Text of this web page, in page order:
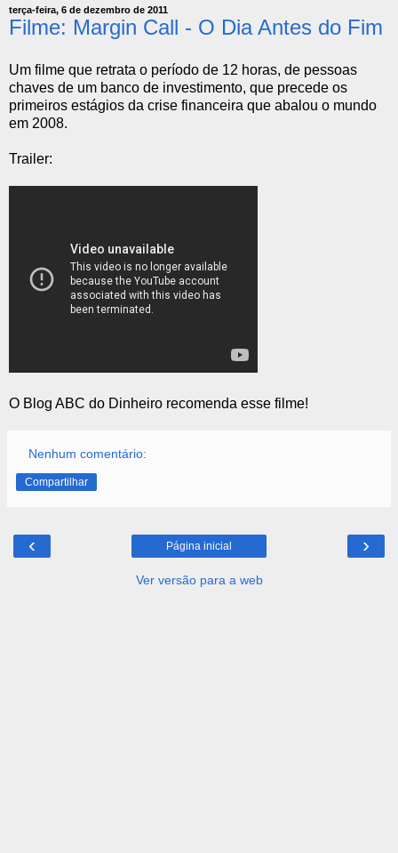
terça-feira, 6 de dezembro de 2011
Filme: Margin Call - O Dia Antes do Fim
Um filme que retrata o período de 12 horas, de pessoas
chaves de um banco de investimento, que precede os
primeiros estágios da crise financeira que abalou o mundo
em 2008.
Trailer:
O Blog ABC do Dinheiro recomenda esse filme!
Nenhum comentário:
Compartilhar
‹ ›
Página inicial
Ver versão para a web